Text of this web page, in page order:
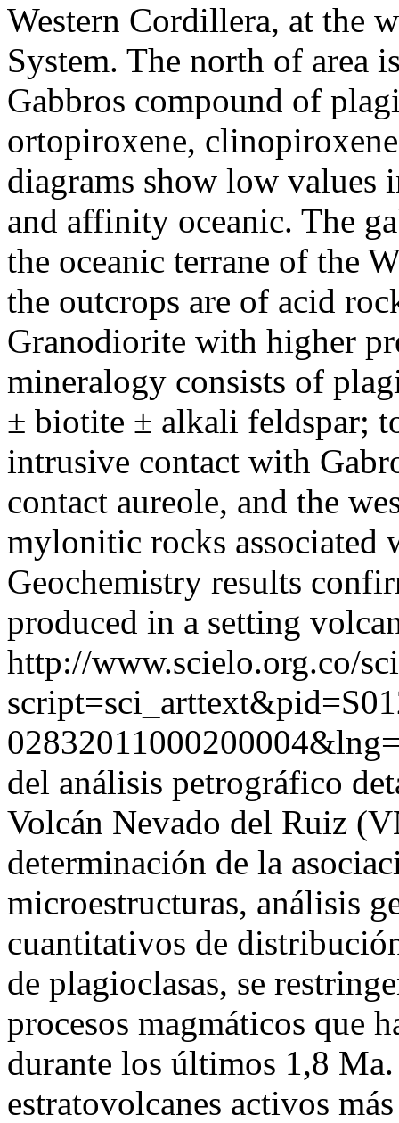
Western Cordillera, at the
System. The north of area
Gabbros compound of
ortopiroxene,
diagrams show low values
and affinity oceanic. The
the oceanic terrane of the
the outcrops are of acid
Granodiorite with higher
mineralogy consists of
± biotite ± alkali feldspar;
intrusive contact with
contact aureole, and the
mylonitic rocks associated
Geochemistry results
produced in a setting
http://www.scielo.org.co/
del análisis petrográfico
Volcán Nevado del Ruiz
determinación de la
microestructuras, análisis
cuantitativos de
de plagioclasas, se
procesos magmáticos que
durante los últimos 1,8
estratovolcanes activos